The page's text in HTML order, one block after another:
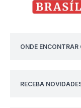
ONDE
RECEBA